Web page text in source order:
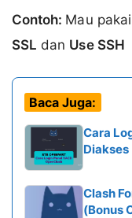
Contoh: Mau
SSL dan Use SSH
Baca Juga:
Cara
Diakses
Clash
(Bonus